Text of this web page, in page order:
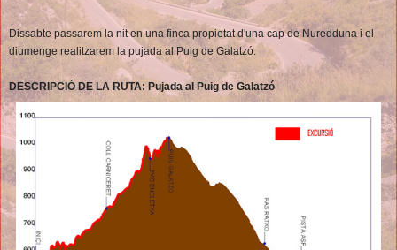
Dissabte passarem la nit en una finca propietat d'una cap de Nuredduna i el
diumenge realitzarem la pujada al Puig de Galatzó.
DESCRIPCIÓ DE LA RUTA: Pujada al Puig de Galatzó